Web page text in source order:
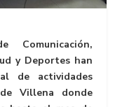
Comunicación,
y Deportes han
de actividades
Villena donde